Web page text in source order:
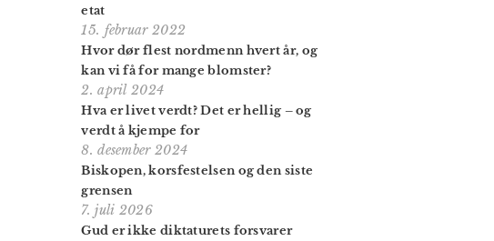
etat
15. februar 2022
Hvor dør flest nordmenn hvert år, og
kan vi få for mange blomster?
2. april 2024
Hva er livet verdt? Det er hellig – og
verdt å kjempe for
8. desember 2024
Biskopen, kors­festelsen og den siste
grensen
7. juli 2026
Gud er ikke diktaturets forsvarer